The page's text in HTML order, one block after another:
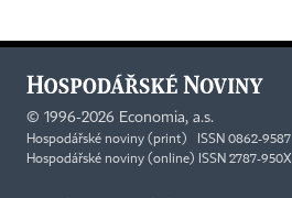
© 1996-2026 Economia, a.s.
Hospodářské noviny (print) ISSN 0862-9587
Hospodářské noviny (online) ISSN 2787-950X